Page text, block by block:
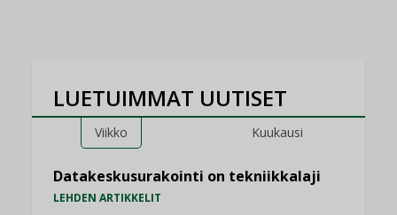
LUETUIMMAT UUTISET
Viikko Kuukausi
Datakeskusurakointi on tekniikkalaji
LEHDEN ARTIKKELIT